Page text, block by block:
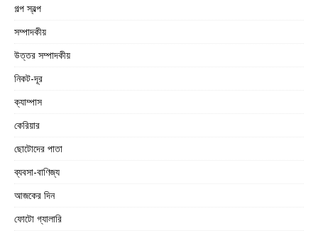
গল্প স্বল্প
সম্পাদকীয়
উত্তর সম্পাদকীয়
নিকট-দূর
ক্যাম্পাস
কেরিয়ার
ছোটোদের পাতা
ব্যবসা-বাণিজ্য
আজকের দিন
ফোটো গ্যালারি